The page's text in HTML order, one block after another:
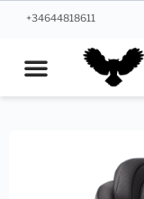
+34644818611